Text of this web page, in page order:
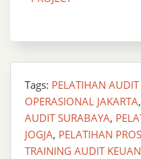
Tags: PELATIHAN
OPERASIONAL JAKARTA,
AUDIT SURABAYA,
JOGJA, PELATIHAN
TRAINING AUDIT